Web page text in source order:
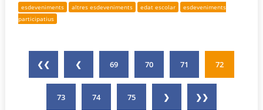
esdeveniments altres esdeveniments edat escolar
esdeveniments
participatius
❮❮ ❮ 69 70 71 72
73 74 75 ❯ ❯❯